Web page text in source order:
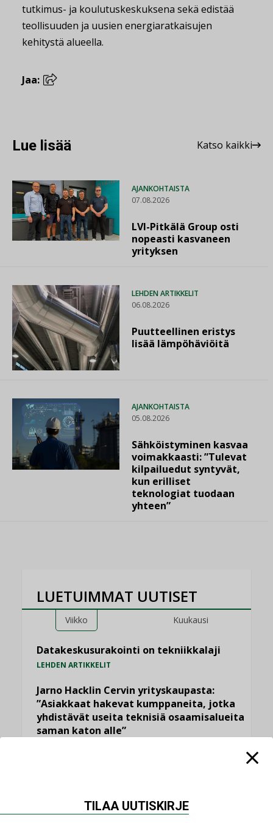
tutkimus- ja koulutuskeskuksena sekä edistää
teollisuuden ja uusien energiaratkaisujen
kehitystä alueella.
Jaa:
Lue lisää Katso kaikki
AJANKOHTAISTA
07.08.2026
LVI-Pitkälä Group osti
nopeasti kasvaneen
yrityksen
LEHDEN ARTIKKELIT
06.08.2026
Puutteellinen eristys
lisää lämpöhäviöitä
AJANKOHTAISTA
05.08.2026
Sähköistyminen kasvaa
voimakkaasti: ”Tulevat
kilpailuedut syntyvät,
kun erilliset
teknologiat tuodaan
yhteen”
LUETUIMMAT UUTISET
Viikko Kuukausi
Datakeskusurakointi on tekniikkalaji
LEHDEN ARTIKKELIT
Jarno Hacklin Cervin yrityskaupasta:
”Asiakkaat hakevat kumppaneita, jotka
yhdistävät useita teknisiä osaamisalueita
saman katon alle”
AJANKOHTAISTA,TILAAJILLE
TILAA UUTISKIRJE